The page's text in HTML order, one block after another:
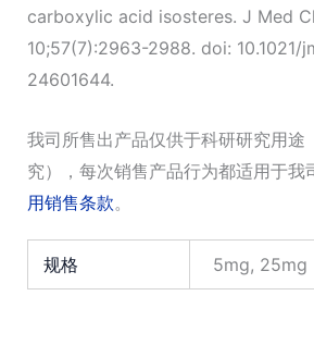
carboxylic acid isosteres. J Med
10;57(7):2963-2988. doi: 10.1021/
24601644.
我司所售出产品仅供于科研研究用途
究），每次销售产品行为都适用于我
用销售条款。
规格 5mg, 25mg